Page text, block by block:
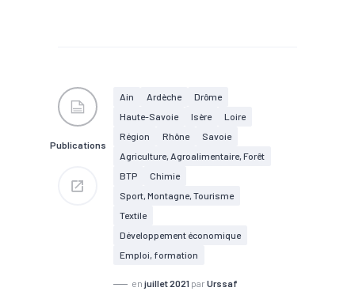
#Embauche
#Emploi
#Interim
#Métallurgie
#Pharmacie
#Plasturgie
#Services
#Tertiaire
#Zone d'emploi
Publications
Ain Ardèche
Drôme
Haute-Savoie
Isère
Loire
Région
Rhône
Savoie
Agriculture, Agroalimentaire, Forêt
BTP
Chimie
Sport, Montagne, Tourisme
Textile
Développement économique
Emploi, formation
en juillet 2021 par Urssaf